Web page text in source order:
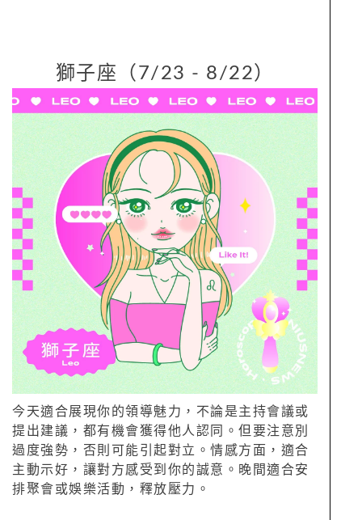
獅子座（7/23 - 8/22）
今天適合展現你的領導魅力，不論是主持會議或
提出建議，都有機會獲得他人認同。但要注意別
過度強勢，否則可能引起對立。情感方面，適合
主動示好，讓對方感受到你的誠意。晚間適合安
排聚會或娛樂活動，釋放壓力。